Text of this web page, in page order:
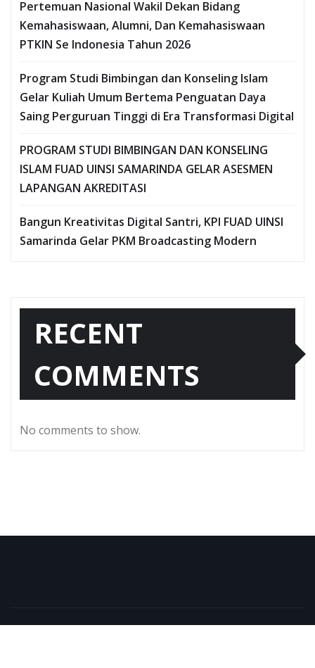
Pertemuan Nasional Wakil Dekan Bidang
Kemahasiswaan, Alumni, Dan Kemahasiswaan
PTKIN Se Indonesia Tahun 2026
Program Studi Bimbingan dan Konseling Islam
Gelar Kuliah Umum Bertema Penguatan Daya
Saing Perguruan Tinggi di Era Transformasi Digital
PROGRAM STUDI BIMBINGAN DAN KONSELING
ISLAM FUAD UINSI SAMARINDA GELAR ASESMEN
LAPANGAN AKREDITASI
Bangun Kreativitas Digital Santri, KPI FUAD UINSI
Samarinda Gelar PKM Broadcasting Modern
RECENT
COMMENTS
No comments to show.